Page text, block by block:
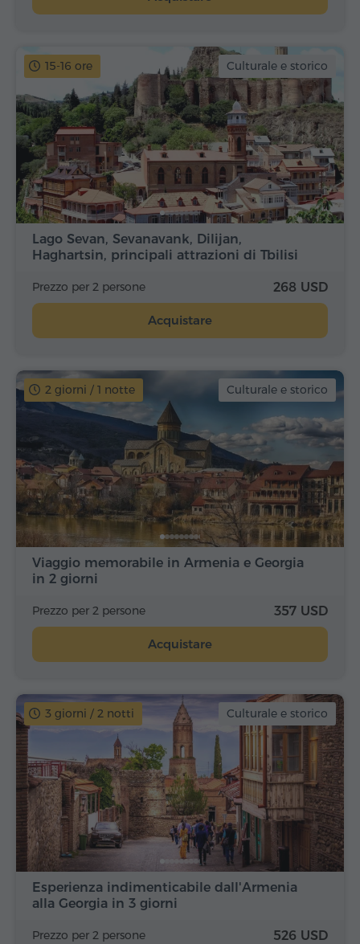
15-16 ore Culturale e storico
Lago Sevan, Sevanavank, Dilijan,
Haghartsin, principali attrazioni di Tbilisi
Prezzo per 2 persone 268 USD
Acquistare
2 giorni / 1 notte Culturale e storico
Viaggio memorabile in Armenia e Georgia
in 2 giorni
Prezzo per 2 persone 357 USD
Acquistare
3 giorni / 2 notti Culturale e storico
Esperienza indimenticabile dall'Armenia
alla Georgia in 3 giorni
Prezzo per 2 persone 526 USD